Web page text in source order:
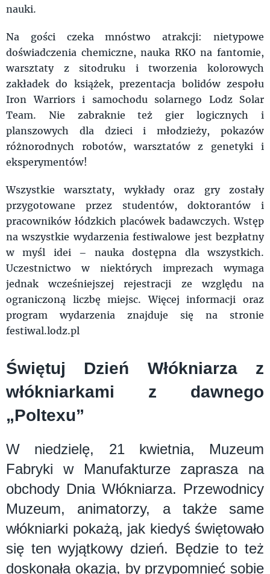
nauki.
Na gości czeka mnóstwo atrakcji: nietypowe
doświadczenia chemiczne, nauka RKO na fantomie,
warsztaty z sitodruku i tworzenia kolorowych
zakładek do książek, prezentacja bolidów zespołu
Iron Warriors i samochodu solarnego Lodz Solar
Team. Nie zabraknie też gier logicznych i
planszowych dla dzieci i młodzieży, pokazów
różnorodnych robotów, warsztatów z genetyki i
eksperymentów!
Wszystkie warsztaty, wykłady oraz gry zostały
przygotowane przez studentów, doktorantów i
pracowników łódzkich placówek badawczych. Wstęp
na wszystkie wydarzenia festiwalowe jest bezpłatny
w myśl idei – nauka dostępna dla wszystkich.
Uczestnictwo w niektórych imprezach wymaga
jednak wcześniejszej rejestracji ze względu na
ograniczoną liczbę miejsc. Więcej informacji oraz
program wydarzenia znajduje się na stronie
festiwal.lodz.pl
Świętuj Dzień Włókniarza z
włókniarkami z dawnego
„Poltexu”
W niedzielę, 21 kwietnia, Muzeum
Fabryki w Manufakturze zaprasza na
obchody Dnia Włókniarza. Przewodnicy
Muzeum, animatorzy, a także same
włókniarki pokażą, jak kiedyś świętowało
się ten wyjątkowy dzień. Będzie to też
doskonała okazja, by przypomnieć sobie